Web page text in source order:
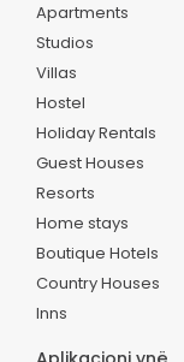
Apartments
Studios
Villas
Hostel
Holiday Rentals
Guest Houses
Resorts
Home stays
Boutique Hotels
Country Houses
Inns